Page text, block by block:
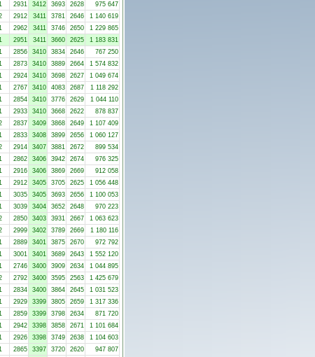
2931 3412 3693 2628
975 647
2912 3411 3781 2646
1 140 619
2962 3411 3746 2650
1 229 865
2951 3411 3660 2625
1 183 831
2856 3410 3834 2646
767 250
2873 3410 3889 2664
1 574 832
2924 3410 3698 2627
1 049 674
2767 3410 4083 2687
1 118 292
2854 3410 3776 2629
1 044 110
2933 3410 3668 2622
878 837
2837 3409 3868 2649
1 107 409
2833 3408 3899 2656
1 060 127
2914 3407 3881 2672
899 534
2862 3406 3942 2674
976 325
2916 3406 3869 2669
912 058
2912 3405 3705 2625
1 056 448
3035 3405 3693 2656
1 100 053
3039 3404 3652 2648
970 223
2850 3403 3931 2667
1 063 623
2999 3402 3789 2669
1 180 116
2889 3401 3875 2670
972 792
3001 3401 3689 2643
1 552 120
2746 3400 3909 2634
1 044 895
2792 3400 3595 2563
1 425 679
2834 3400 3864 2645
1 031 523
2929 3399 3805 2659
1 317 336
2859 3399 3798 2634
871 720
2942 3398 3858 2671
1 101 684
2926 3398 3749 2638
1 104 603
2865 3397 3720 2620
947 807